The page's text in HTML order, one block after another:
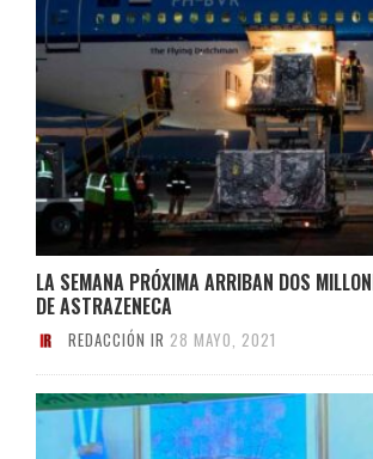
LA SEMANA PRÓXIMA ARRIBAN DOS
DE ASTRAZENECA
REDACCIÓN IR 28 MAYO, 2021